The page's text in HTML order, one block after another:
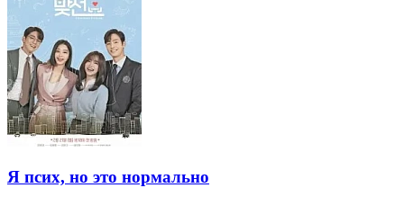
Я псих, но это нормально